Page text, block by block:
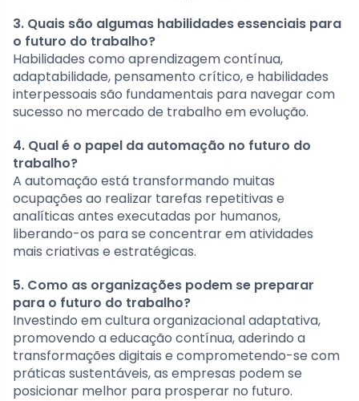
3. Quais são algumas habilidades essenciais para
o futuro do trabalho?
Habilidades como aprendizagem contínua,
adaptabilidade, pensamento crítico, e habilidades
interpessoais são fundamentais para navegar com
sucesso no mercado de trabalho em evolução.
4. Qual é o papel da automação no futuro do
trabalho?
A automação está transformando muitas
ocupações ao realizar tarefas repetitivas e
analíticas antes executadas por humanos,
liberando-os para se concentrar em atividades
mais criativas e estratégicas.
5. Como as organizações podem se preparar
para o futuro do trabalho?
Investindo em cultura organizacional adaptativa,
promovendo a educação contínua, aderindo a
transformações digitais e comprometendo-se com
práticas sustentáveis, as empresas podem se
posicionar melhor para prosperar no futuro.